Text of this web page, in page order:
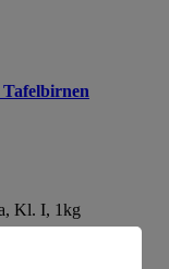
Kl. I, 1kg